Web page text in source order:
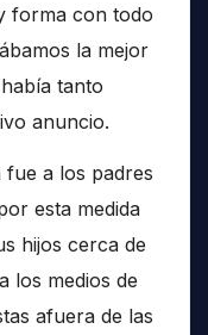
forma con todo
la mejor
tanto
anuncio.
fue a los padres
esta medida
hijos cerca de
los medios de
afuera de las